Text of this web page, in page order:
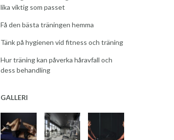
lika viktig som passet
Få den bästa träningen hemma
Tänk på hygienen vid fitness och träning
Hur träning kan påverka håravfall och
dess behandling
GALLERI